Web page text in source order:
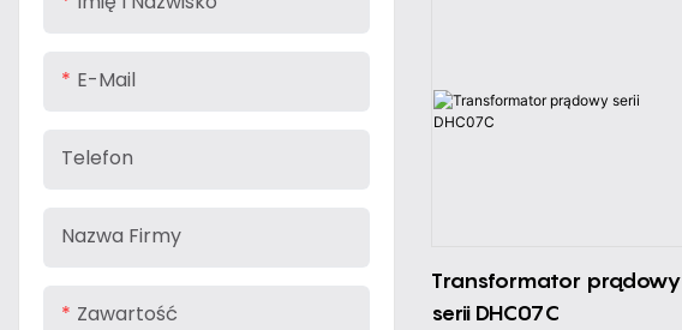
E-Mail
Telefon
Nazwa Firmy
Zawartość
Transformator prądowy
serii DHC07C